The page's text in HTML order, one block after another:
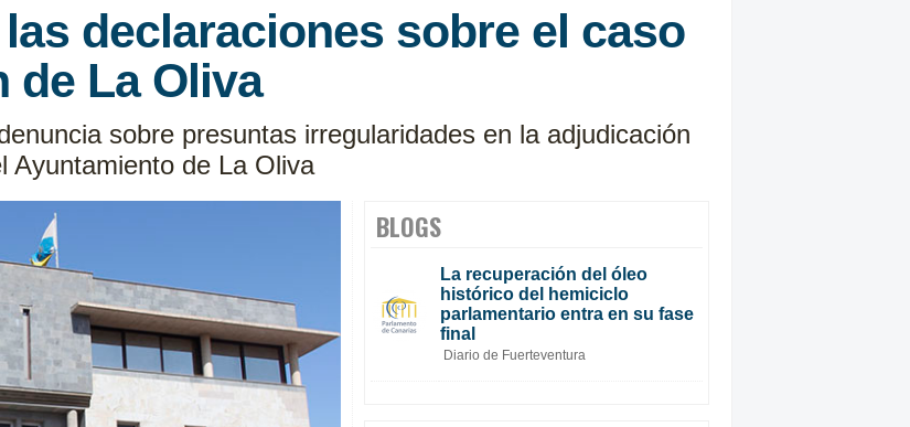
declaraciones sobre el caso
de La Oliva
sobre presuntas irregularidades en la adjudicación
Ayuntamiento de La Oliva
BLOGS
La recuperación del óleo
histórico del hemiciclo
parlamentario entra en su fase
final
Diario de Fuerteventura